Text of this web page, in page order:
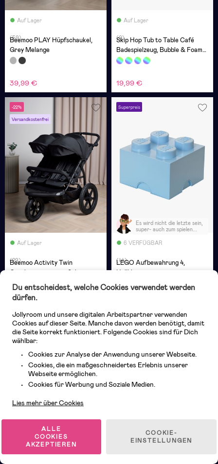
Auf Lager
(59)
Beemoo PLAY Hüpfschaukel,
Grey Melange
39,99 €
Auf Lager
(0)
Skip Hop Tub to Table Café
Badespielzeug, Bubble & Foam
Set
19,99 €
-22%
Versandkostenfrei
Auf Lager
(29)
Beemoo Activity Twin
Geschwisterwagen, Schwarz
Superpreis
6 VERFÜGBAR
Es wird nicht die letzte sein,
super- auch zum spielen...
(44)
LEGO Aufbewahrung 4,
Hellblau
1 / 39
Stöbere durch tausende Produkte zu verrückt niedrigen
tollsten Produkte dieser Galaxie zu Raketenpreisen, damit
Entdecke spannende Adventskalender, Spielzeug für jedes
Alter, zeitlose Einrichtung, Bestseller- und Testsieger-
Kinderwagen und noch viel mehr
Du entscheidest, welche Cookies verwendet werden
dürfen.
Jollyroom und unsere digitalen Arbeitspartner verwenden
Cookies auf dieser Seite. Manche davon werden benötigt, damit
die Seite korrekt funktioniert. Folgende Cookies sind für Dich
wählbar:
Cookies zur Analyse der Anwendung unserer Webseite.
Cookies, die ein maßgeschneidertes Erlebnis unserer
Webseite ermöglichen.
Cookies für Werbung und Soziale Medien.
Lies mehr über Cookies
ALLE
COOKIES
AKZEPTIEREN
COOKIE-
EINSTELLUNGEN